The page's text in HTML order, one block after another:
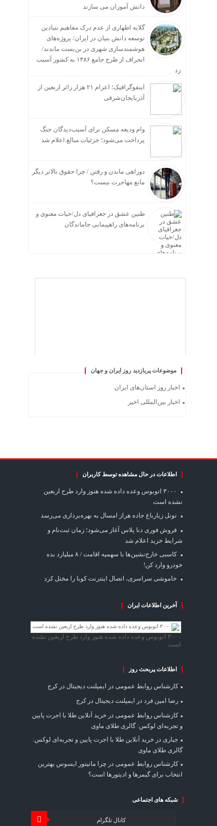
دانش آموزان می سازند
گلایه اطهاری از عدم درک مفاهیم بنیادین
توسعه دانش بنیان در ایران/ پروژه‌های
هوشمندسازی شهری در بن‌بست ماندند/
انحراف از طرح جامع ۱۳۸۶ به کشور آسیب
زد
اینفوگرافیک؛ اعزام ۲۱ هزار زائر اربعین از
آذربایجان‌شرقی
وام ودیعه مسکن برای آسیب‌دیدگان جنگ
پرداخت می‌شود؛ جزئیات مبالغ اعلام شد
دوراهی ماندن و رفتن / چرا حقوق بالاتر دیگر
مانع مهاجرت نیست؟
طنین عشق در جغرافیای دل/حیات معنوی و
برنامه‌های راهپیمایی جاماندگان
موضوعات پربازدید روز ایران و جهان
اخبار روز استان‌های ایران
اخبار بین‌المللی اخیر
اطلاعات در حال مشاهده توسط کاربران
۳۰۰۰ اتوبوس وعده داده شده هنوز وارد طرح اربعین
نشده است
تونل زیارباغ جاده هراز امسال به بهره‌برداری می‌رسد
فروش فوری دنا پلاس آغاز می‌شود؛ زمان ثبت‌نام و
شرایط خرید اعلام شد
کاسبی خارج‌نشین‌ها با سهمیه اقامت / ۸ میلیارد بده
خودرو وارد کن!
خاموشی سراسری، اتصال اینترنت کوبا را مختل کرد
آخرین اطلاعات ایران
۳۰۰۰ اتوبوس وعده داده شده هنوز وارد طرح اربعین نشده
است
اطلاعات پربحث روز
کارشناس روابط عمومی در
ایمپلنت دیجیتال در کرج
رضا امین فرد در
ایمپلنت دیجیتال در کرج
کارشناس روابط عمومی در خرید آنلاین طلا با اجرت پایین
و تجربه‌ای لوکس: گالری طلای ماوی
جباری در خرید آنلاین طلا با اجرت پایین و تجربه‌ای لوکس:
گالری طلای ماوی
کارشناس روابط عمومی در چرا مانیتور ایسوس بهترین
انتخاب برای گیمرها و ادیتورها است؟
شبکه های اجتماعی
کانال تلگرام